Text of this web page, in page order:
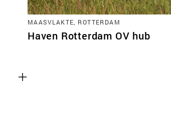
MAASVLAKTE, ROTTERDAM
Haven Rotterdam OV hub